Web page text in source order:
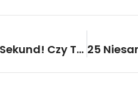
Wypił Butelkę Whisky W 10 Sekund! Czy To Możliwe?